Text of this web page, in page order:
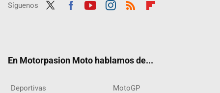
Síguenos
En Motorpasion Moto hablamos de...
Deportivas MotoGP